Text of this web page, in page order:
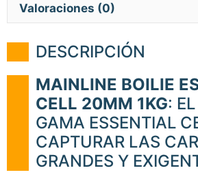
Valoraciones (0)
DESCRIPCIÓN
MAINLINE BOILIE
CELL 20MM 1KG:
GAMA ESSENTIAL
CAPTURAR LAS
GRANDES Y